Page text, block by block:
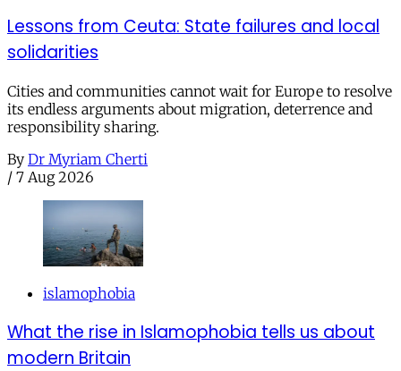
Lessons from Ceuta: State failures and local
solidarities
Cities and communities cannot wait for Europe to resolve
its endless arguments about migration, deterrence and
responsibility sharing.
By Dr Myriam Cherti
/ 7 Aug 2026
islamophobia
What the rise in Islamophobia tells us about
modern Britain